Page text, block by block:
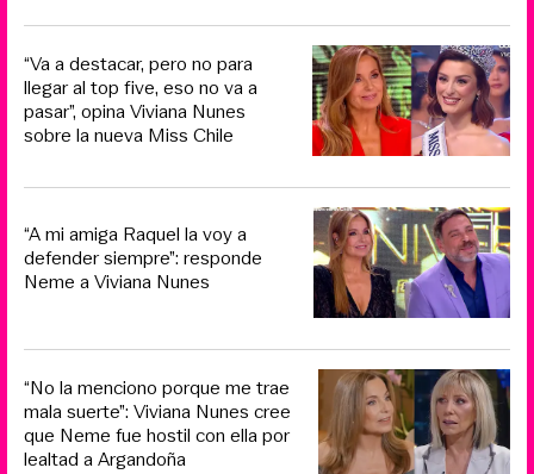
“Va a destacar, pero no para
llegar al top five, eso no va a
pasar”, opina Viviana Nunes
sobre la nueva Miss Chile
“A mi amiga Raquel la voy a
defender siempre”: responde
Neme a Viviana Nunes
“No la menciono porque me trae
mala suerte”: Viviana Nunes cree
que Neme fue hostil con ella por
lealtad a Argandoña